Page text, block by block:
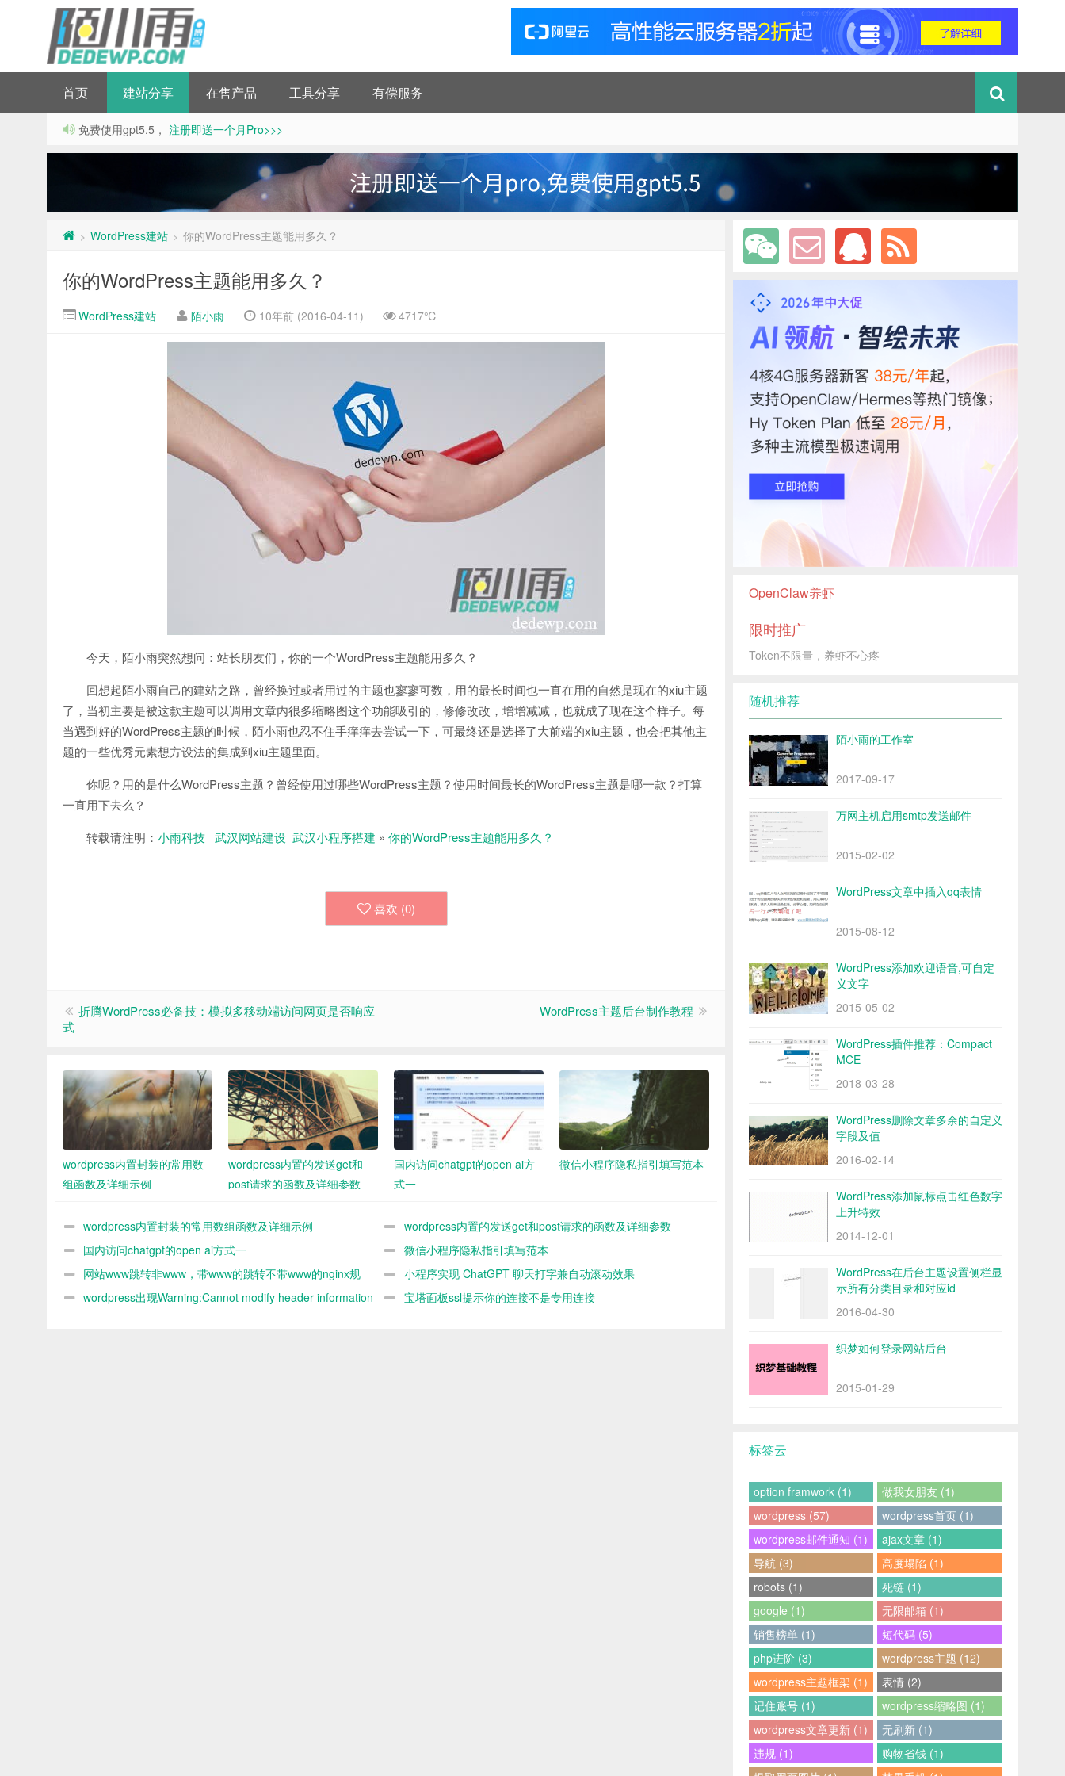
首页 建站分享 在售产品 工具分享 有偿服务
免费使用gpt5.5， 注册即送一个月Pro>>>
> WordPress建站 > 你的WordPress主题能用多久？
你的WordPress主题能用多久？
WordPress建站 陌小雨 10年前 (2016-04-11) 4717℃
今天，陌小雨突然想问：站长朋友们，你的一个WordPress主题能用多久？
回想起陌小雨自己的建站之路，曾经换过或者用过的主题也寥寥可数，用的最长时间也一直在用的自然是现在的xiu主题
了，当初主要是被这款主题可以调用文章内很多缩略图这个功能吸引的，修修改改，增增减减，也就成了现在这个样子。每
当遇到好的WordPress主题的时候，陌小雨也忍不住手痒痒去尝试一下，可最终还是选择了大前端的xiu主题，也会把其他主
题的一些优秀元素想方设法的集成到xiu主题里面。
你呢？用的是什么WordPress主题？曾经使用过哪些WordPress主题？使用时间最长的WordPress主题是哪一款？打算
一直用下去么？
转载请注明： 小雨科技 _武汉网站建设_武汉小程序搭建 » 你的WordPress主题能用多久？
喜欢 (0)
折腾WordPress必备技：模拟多移动端访问网页是否响应
式
WordPress主题后台制作教程
wordpress内置封装的常用数
组函数及详细示例
wordpress内置的发送get和
post请求的函数及详细参数
国内访问chatgpt的open ai方
式一
微信小程序隐私指引填写范本
wordpress内置封装的常用数组函数及详细示例
wordpress内置的发送get和post请求的函数及详细参数
demo
国内访问chatgpt的open ai方式一
微信小程序隐私指引填写范本
网站www跳转非www，带www的跳转不带www的nginx规
则
小程序实现 ChatGPT 聊天打字兼自动滚动效果
wordpress出现Warning:Cannot modify header information –
宝塔面板ssl提示你的连接不是专用连接
OpenClaw养虾
限时推广
Token不限量，养虾不心疼
随机推荐
陌小雨的工作室
2017-09-17
万网主机启用smtp发送邮件
2015-02-02
WordPress文章中插入qq表情
2015-08-12
WordPress添加欢迎语音,可自定
义文字
2015-05-02
WordPress插件推荐：Compact
MCE
2018-03-28
WordPress删除文章多余的自定义
字段及值
2016-02-14
WordPress添加鼠标点击红色数字
上升特效
2014-12-01
WordPress在后台主题设置侧栏显
示所有分类目录和对应id
2016-04-30
织梦如何登录网站后台
2015-01-29
标签云
option framwork (1)
做我女朋友 (1)
wordpress (57)
wordpress首页 (1)
wordpress邮件通知 (1)
ajax文章 (1)
导航 (3)
高度塌陷 (1)
robots (1)
死链 (1)
google (1)
无限邮箱 (1)
销售榜单 (1)
短代码 (5)
php进阶 (3)
wordpress主题 (12)
wordpress主题框架 (1)
表情 (2)
记住账号 (1)
wordpress缩略图 (1)
wordpress文章更新 (1)
无刷新 (1)
违规 (1)
购物省钱 (1)